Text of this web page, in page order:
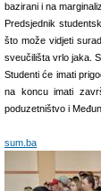
bazirani i na
Predsjednik
što može vidjeti
sveučilišta vrlo jaka.
Studenti će imati
na koncu imati
poduzetništvo i
sum.ba